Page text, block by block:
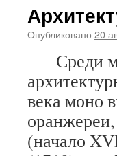
Опубликовано 20
Среди
века моно
(начало